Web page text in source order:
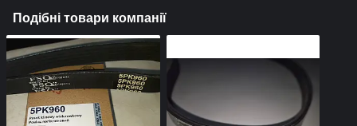
Подібні товари компанії